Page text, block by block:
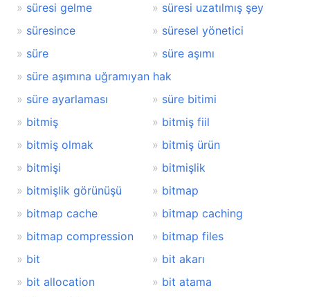
süresi gelme
süresi uzatılmış şey
süresince
süresel yönetici
süre
süre aşımı
süre aşımına uğramıyan hak
süre ayarlaması
süre bitimi
bitmiş
bitmiş fiil
bitmiş olmak
bitmiş ürün
bitmişi
bitmişlik
bitmişlik görünüşü
bitmap
bitmap cache
bitmap caching
bitmap compression
bitmap files
bit
bit akarı
bit allocation
bit atama